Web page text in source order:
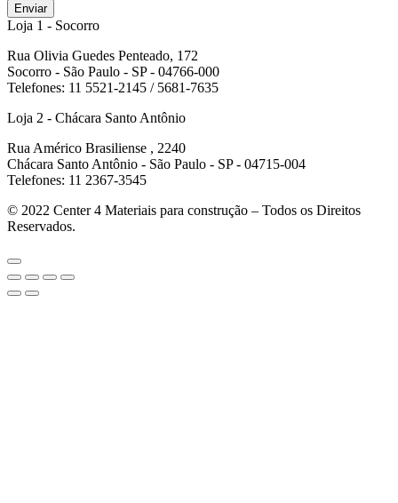
Enviar
Loja 1 - Socorro
Rua Olivia Guedes Penteado, 172
Socorro - São Paulo - SP - 04766-000
Telefones: 11 5521-2145 / 5681-7635
Loja 2 - Chácara Santo Antônio
Rua Américo Brasiliense , 2240
Chácara Santo Antônio - São Paulo - SP - 04715-004
Telefones: 11 2367-3545
© 2022 Center 4 Materiais para construção – Todos os Direitos
Reservados.